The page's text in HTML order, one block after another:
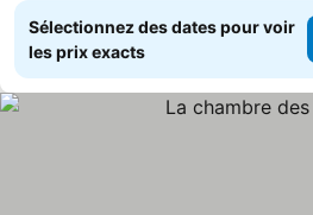
Sélectionnez des dates pour voir
les prix exacts